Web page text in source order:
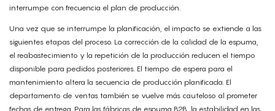
interrumpe con frecuencia el plan de producción.
Una vez que se interrumpe la planificación, el impacto se extiende a las
siguientes etapas del proceso. La corrección de la calidad de la espuma,
el reabastecimiento y la repetición de la producción reducen el tiempo
disponible para pedidos posteriores. El tiempo de espera para el
mantenimiento altera la secuencia de producción planificada. El
departamento de ventas también se vuelve más cauteloso al prometer
fechas de entrega. Para las fábricas de espuma B2B, la estabilidad en las